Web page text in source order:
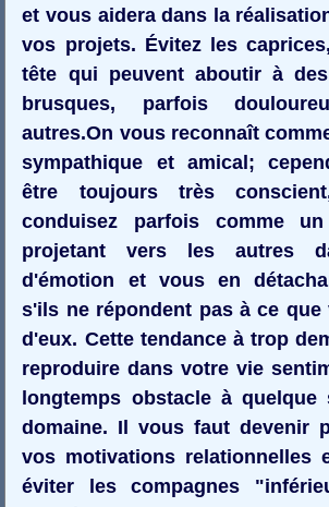
et vous aidera dans la
vos projets. Évitez les
tête qui peuvent aboutir à
brusques, parfois
autres.On vous reconnaît
sympathique et amical;
être toujours très
conduisez parfois comme
projetant vers les autres
d'émotion et vous en
s'ils ne répondent pas à ce que
d'eux. Cette tendance à trop
reproduire dans votre vie
longtemps obstacle à quelque
domaine. Il vous faut devenir
vos motivations relationnelles
éviter les compagnes